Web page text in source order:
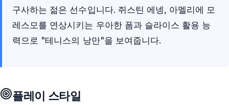
구사하는 젊은 선수입니다. 쥐스틴 에넹, 아멜리에 모
레스모를 연상시키는 우아한 폼과 슬라이스 활용 능
력으로 "테니스의 낭만"을 보여줍니다.
플레이 스타일